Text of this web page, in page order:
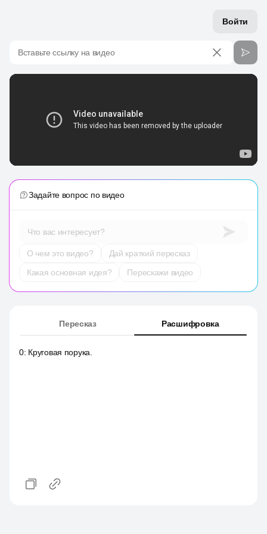
Войти
Вставьте ссылку на видео
Задайте вопрос по видео
Что вас интересует?
О чем это видео?
Дай краткий пересказ
Какая основная идея?
Перескажи видео
Пересказ Расшифровка
0: Круговая порука.